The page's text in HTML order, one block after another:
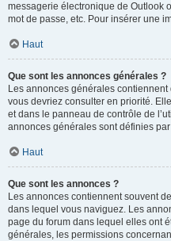
messagerie électronique de Outlook
mot de passe, etc. Pour insérer une
Haut
Que sont les annonces générales ?
Les annonces générales
vous devriez consulter en priorité.
et dans le panneau de contrôle de
annonces générales sont définies
Haut
Que sont les annonces ?
Les annonces contiennent souvent
dans lequel vous naviguez. Les
page du forum dans lequel elles ont
générales, les permissions